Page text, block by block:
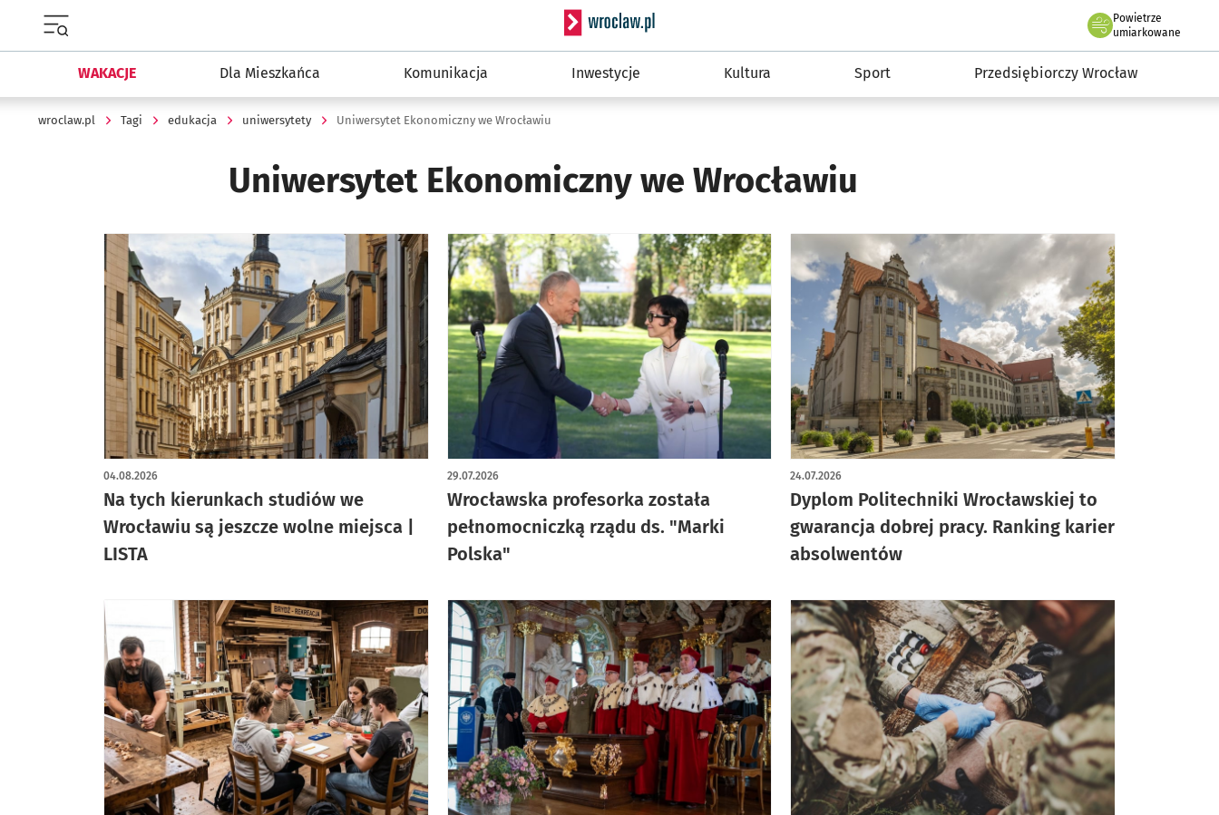
Serwis informacyjny wroclaw.pl
Powietrze
we Wrocławiu
umiarkowane
WAKACJE Dla Mieszkańca Komunikacja Inwestycje Kultura Sport Przedsiębiorczy Wrocław
wroclaw.pl Tagi edukacja uniwersytety Uniwersytet Ekonomiczny we Wrocławiu
Uniwersytet Ekonomiczny we Wrocławiu
Na tych kierunkach studiów we
Wrocławiu są jeszcze wolne miejsca |
LISTA
04.08.2026
Wrocławska profesorka została
pełnomocniczką rządu ds. "Marki
Polska"
29.07.2026
Dyplom Politechniki Wrocławskiej to
gwarancja dobrej pracy. Ranking karier
absolwentów
24.07.2026